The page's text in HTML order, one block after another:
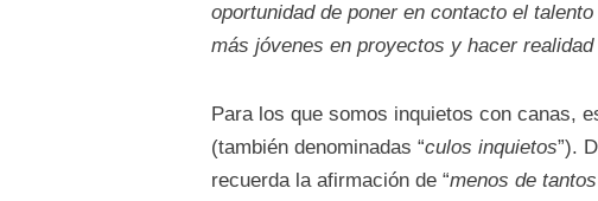
oportunidad de poner en contacto el
más jóvenes en proyectos y hacer
Para los que somos inquietos con canas,
(también denominadas “culos inquietos”).
recuerda la afirmación de “menos de